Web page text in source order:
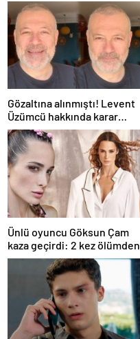
Gözaltına alınmıştı! Levent
Üzümcü hakkında karar
verildi
Ünlü oyuncu Göksun Çam
kaza geçirdi: 2 kez ölümden
döndüm